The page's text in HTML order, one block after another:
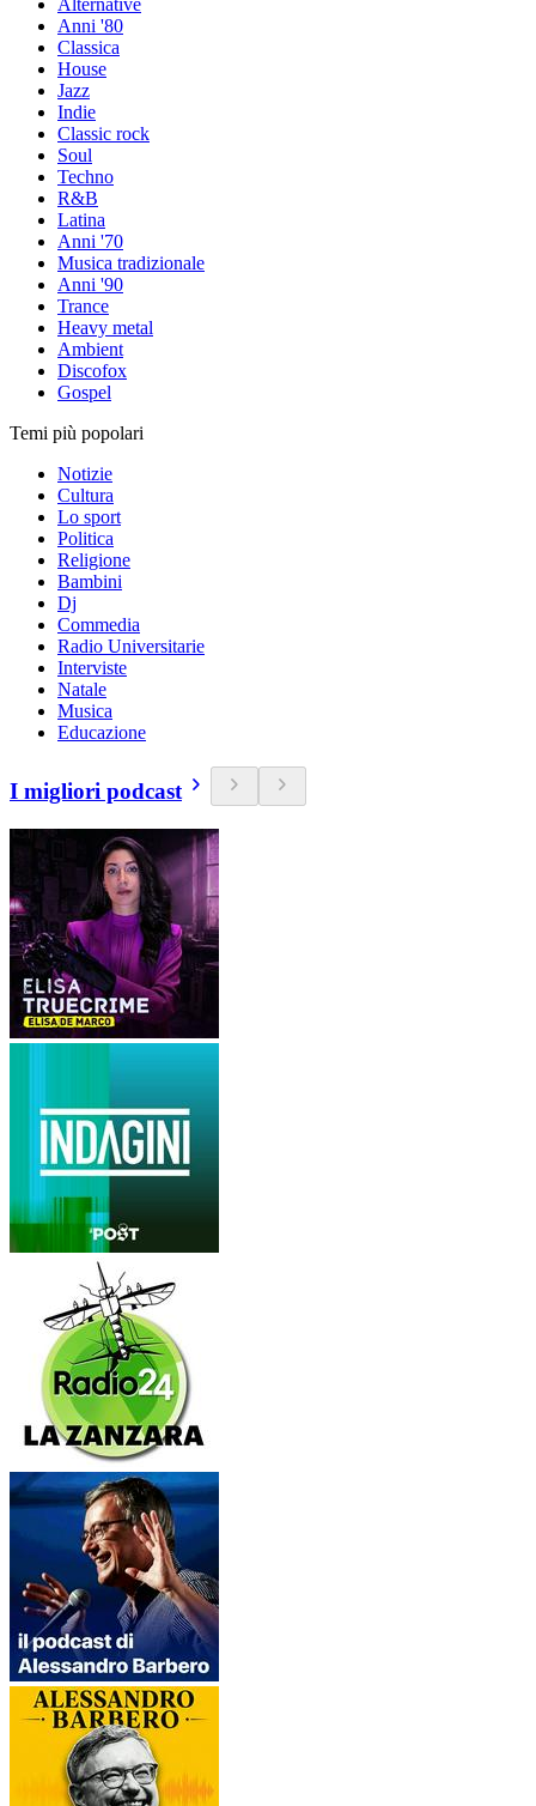
Alternative
Anni '80
Classica
House
Jazz
Indie
Classic rock
Soul
Techno
R&B
Latina
Anni '70
Musica tradizionale
Anni '90
Trance
Heavy metal
Ambient
Discofox
Gospel
Temi più popolari
Notizie
Cultura
Lo sport
Politica
Religione
Bambini
Dj
Commedia
Radio Universitarie
Interviste
Natale
Musica
Educazione
I migliori podcast